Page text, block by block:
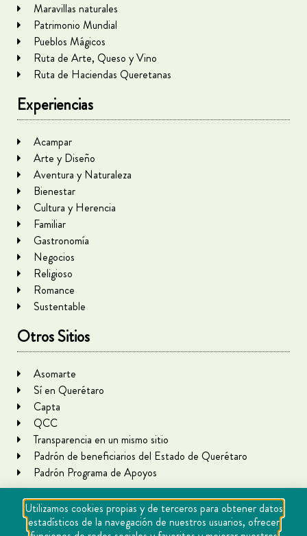
Maravillas naturales
Patrimonio Mundial
Pueblos Mágicos
Ruta de Arte, Queso y Vino
Ruta de Haciendas Queretanas
Experiencias
Acampar
Arte y Diseño
Aventura y Naturaleza
Bienestar
Cultura y Herencia
Familiar
Gastronomía
Negocios
Religioso
Romance
Sustentable
Otros Sitios
Asomarte
Sí en Querétaro
Capta
QCC
Transparencia en un mismo sitio
Padrón de beneficiarios del Estado de Querétaro
Padrón Programa de Apoyos
Utilizamos cookies propias y de terceros para obtener datos
estadísticos de la navegación de nuestros usuarios, ofrecer